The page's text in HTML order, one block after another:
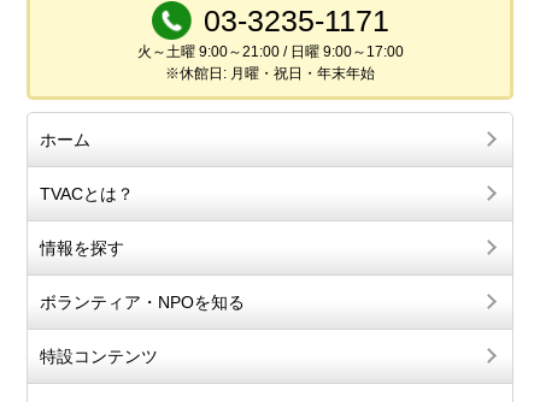
03-3235-1171
火～土曜 9:00～21:00 / 日曜 9:00～17:00
※休館日: 月曜・祝日・年末年始
ホーム
TVACとは？
情報を探す
ボランティア・NPOを知る
特設コンテンツ